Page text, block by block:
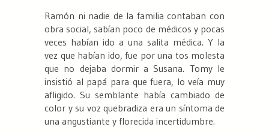
Ramón ni nadie de la familia contaban con
obra social, sabían poco de médicos y pocas
veces habían ido a una salita médica. Y la
vez que habían ido, fue por una tos molesta
que no dejaba dormir a Susana. Tomy le
insistió al papá para que fuera, lo veía muy
afligido. Su semblante había cambiado de
color y su voz quebradiza era un síntoma de
una angustiante y florecida incertidumbre.